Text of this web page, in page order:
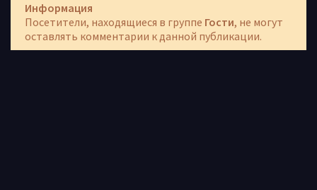
Информация
Посетители, находящиеся в группе Гости, не могут
оставлять комментарии к данной публикации.